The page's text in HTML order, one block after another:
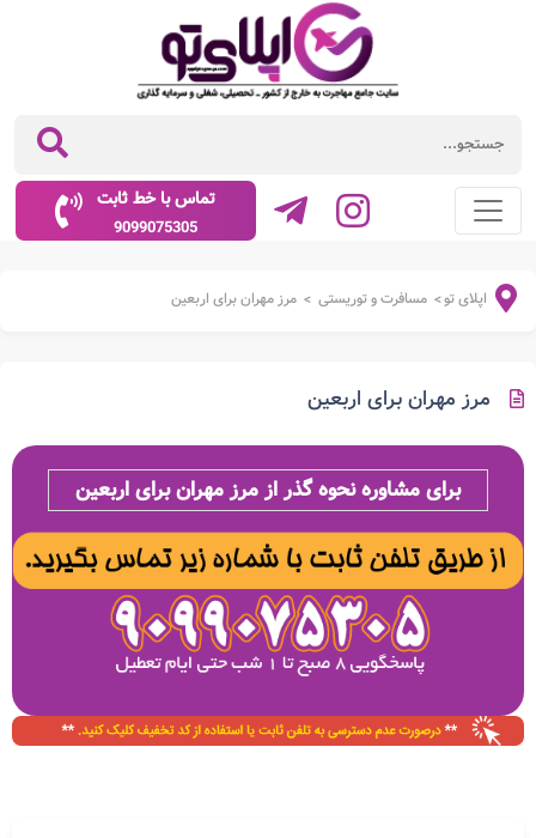
تماس با خط ثابت
9099075305
اپلای تو> مسافرت و توریستی > مرز مهران برای اربعین
مرز مهران برای اربعین
برای مشاوره نحوه گذر از مرز مهران برای اربعین